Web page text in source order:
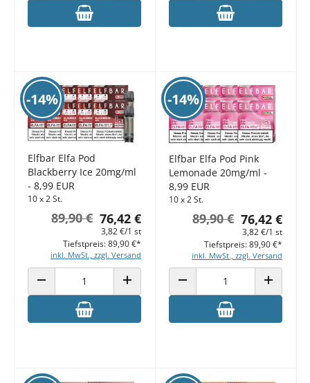
-14%
Elfbar Elfa Pod
Blackberry Ice 20mg/ml
- 8,99 EUR
10 x 2 St.
76,42 €
89,90 €
3,82 €/1 st
inkl. MwSt., zzgl. Versand
Tiefstpreis: 89,90 €*
ANZAHL VERRINGERN ANZAHL ERHÖHEN
-14%
Elfbar Elfa Pod Pink
Lemonade 20mg/ml -
8,99 EUR
10 x 2 St.
76,42 €
89,90 €
3,82 €/1 st
inkl. MwSt., zzgl. Versand
Tiefstpreis: 89,90 €*
ANZAHL VERRINGERN ANZAHL